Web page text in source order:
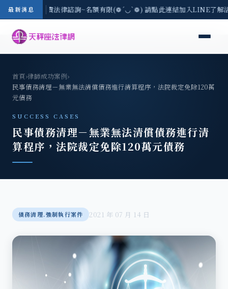
最新消息
3(一) 現場免費法律諮詢~名額有限(❁´◡`❁) 請點此連結加入LINE了
首頁›律師成功案例›
民事債務清理－無業無法清償債務進行清算程序，法院裁定免除120萬
元債務
SUCCESS CASES
民事債務清理－無業無法清償債務進行清
算程序，法院裁定免除120萬元債務
債務清理.強制執行案件 2021 年 07 月 14 日